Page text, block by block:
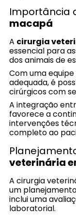
Importância
macapá
A cirurgia
essencial para
dos animais de
Com uma
adequada, é
cirúrgicos com
A integração
favorece a
intervenções
completo ao
veterinária
A cirurgia
um
inclui uma
laboratorial.